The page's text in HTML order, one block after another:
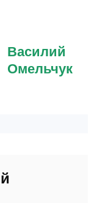
Василий
Омельчук